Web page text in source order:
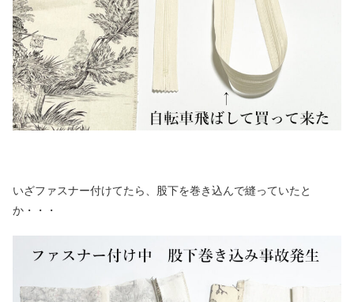
いざファスナー付けてたら、股下を巻き込んで縫っていたと
か・・・